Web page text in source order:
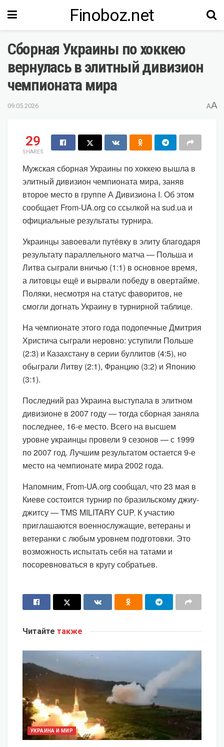
Finoboz.net
Сборная Украины по хоккею
вернулась в элитный дивизион
чемпионата мира
09.05.2026 AA
29
SHARES
Мужская сборная Украины по хоккею вышла в
элитный дивизион чемпионата мира, заняв
второе место в группе А Дивизиона I. Об этом
сообщает From-UA.org со ссылкой на sud.ua и
официальные результаты турнира.
Украинцы завоевали путёвку в элиту благодаря
результату параллельного матча — Польша и
Литва сыграли вничью (1:1) в основное время,
а литовцы ещё и вырвали победу в овертайме.
Поляки, несмотря на статус фаворитов, не
смогли догнать Украину в турнирной таблице.
На чемпионате этого года подопечные Дмитрия
Христича сыграли неровно: уступили Польше
(2:3) и Казахстану в серии буллитов (4:5), но
обыграли Литву (2:1), Францию (3:2) и Японию
(3:1).
Последний раз Украина выступала в элитном
дивизионе в 2007 году — тогда сборная заняла
последнее, 16-е место. Всего на высшем
уровне украинцы провели 9 сезонов — с 1999
по 2007 год. Лучшим результатом остается 9-е
место на чемпионате мира 2002 года.
Напомним, From-UA.org сообщал, что 23 мая в
Киеве состоится турнир по бразильскому джиу-
джитсу — TMS MILITARY CUP. К участию
приглашаются военнослужащие, ветераны и
ветеранки с любым уровнем подготовки. Это
возможность испытать себя на татами и
посоревноваться в кругу собратьев.
Читайте также
УКРАИНА И МИР